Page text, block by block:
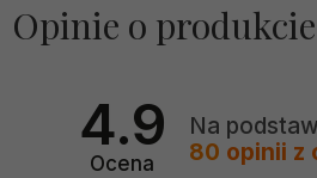
Opinie o produkcie
4.9
Ocena
Na
80 opinii z